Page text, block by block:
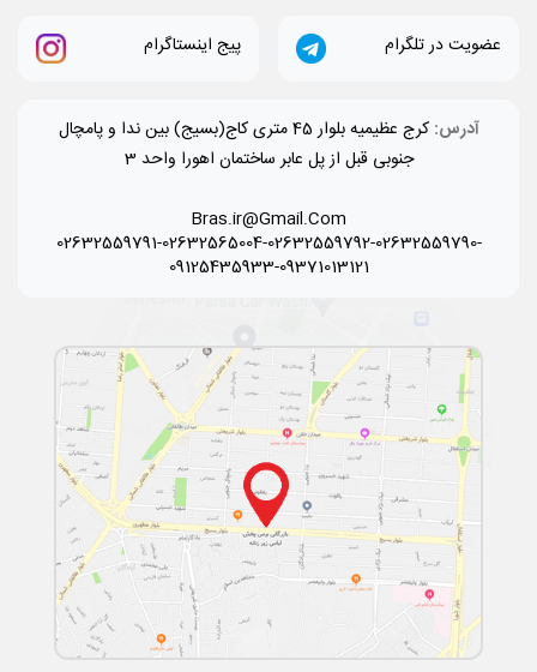
عضویت در تلگرام پیج اینستاگرام
آدرس:
کرج عظیمیه بلوار 45 متری کاج(بسیج) بین ندا و پامچال
جنوبی قبل از پل عابر ساختمان اهورا واحد 3
Bras.ir@Gmail.Com
02632559791-02632565004-02632559792-02632559790-
09125435933-09371013121